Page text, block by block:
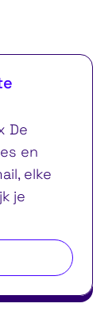
De
en
elke
je